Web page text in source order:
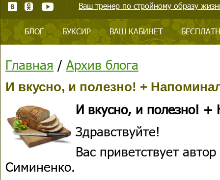
Ваш тренер по стройному образу
БЛОГ БУКСИР ВАШ КАБИНЕТ
Главная / Архив блога
И вкусно, и полезно! +
И вкусно, и полезно! +
Здравствуйте!
Вас приветствует
Симиненко.